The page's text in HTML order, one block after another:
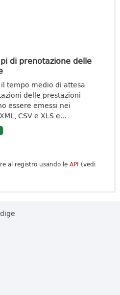
di prenotazione delle
tempo medio di attesa
delle prestazioni
essere emessi nei
CSV e XLS e...
al registro usando le API (vedi